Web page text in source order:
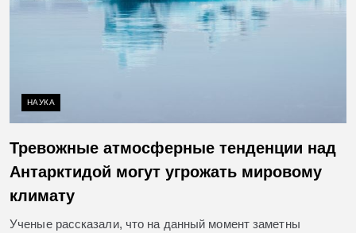
НАУКА
Тревожные атмосферные тенденции над
Антарктидой могут угрожать мировому
климату
Ученые рассказали, что на данный момент заметны